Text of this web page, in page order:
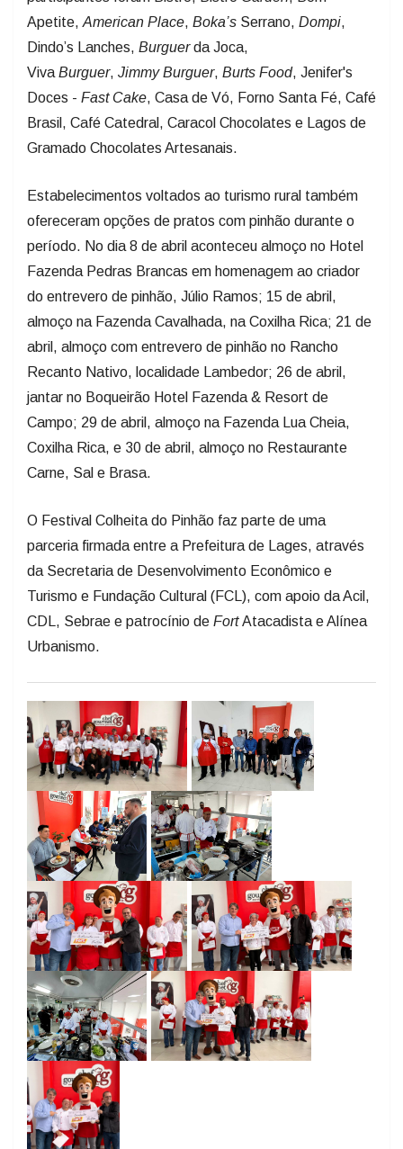
Dindo’s Lanches,Burguer
da Joca,
VivaBurguer,Jimmy Burguer ,Burts
Doces -Fast Cake, Casa de Vó, Forno Santa Fé, Café
Brasil, Café Catedral, Caracol Chocolates e Lagos de
Gramado Chocolates Artesanais.
ofereceram opções de pratos com pinhão durante o
período. No dia 8 de abril aconteceu almoço no Hotel
Fazenda Pedras Brancas em homenagem ao criador
do entrevero de pinhão, Júlio Ramos; 15 de abril,
almoço na Fazenda Cavalhada, na Coxilha Rica; 21 de
abril, almoço com entrevero de pinhão no Rancho
Recanto Nativo, localidade Lambedor; 26 de abril,
jantar no Boqueirão Hotel Fazenda & Resort de
Campo; 29 de abril, almoço na Fazenda Lua Cheia,
Coxilha Rica, e 30 de abril, almoço no Restaurante
Carne, Sal e Brasa.
parceria firmada entre a Prefeitura de Lages, através
da Secretaria de Desenvolvimento Econômico e
Turismo e Fundação Cultural (FCL), com apoio da Acil,
CDL, Sebrae e patrocínio deFort Atacadista e Alínea
Urbanismo.